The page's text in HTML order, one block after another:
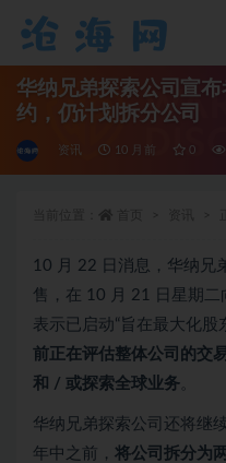
华纳兄弟探索公司宣
约，仍计划拆分公司
资讯 10 月前 0
10 月 22 日消息，华纳兄
售，在 10 月 21 日星期二
表示已启动“旨在最大化股
前正在评估整体公司的交
和 / 或探索全球业务
华纳兄弟探索公司还将继
年中之前， 将公司拆分为